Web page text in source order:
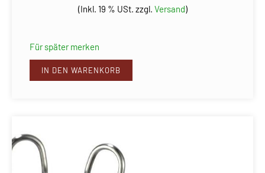
(Inkl. 19 % USt. zzgl. Versand)
Für später merken
IN DEN WARENKORB